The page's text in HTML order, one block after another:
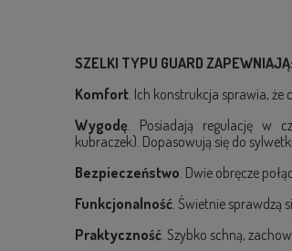
SZELKI TYPU GUARD ZAPEWNIAJĄ:
Komfort . Ich konstrukcja sprawia, że
Wygodę . Posiadają regulację w
kubraczek). Dopasowują się do
Bezpieczeństwo . Dwie obręcze
Funkcjonalność . Świetnie sprawdzą
Praktyczność . Szybko schną,